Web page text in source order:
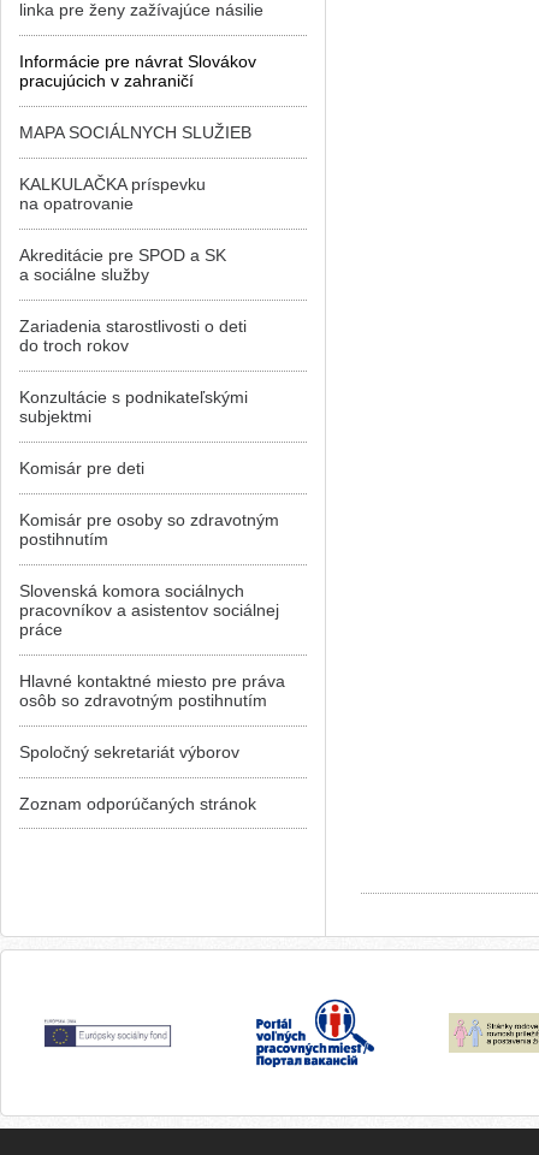
linka pre ženy zažívajúce násilie
Informácie pre návrat Slovákov
pracujúcich v zahraničí
MAPA SOCIÁLNYCH SLUŽIEB
KALKULAČKA príspevku
na opatrovanie
Akreditácie pre SPOD a SK
a sociálne služby
Zariadenia starostlivosti o deti
do troch rokov
Konzultácie s podnikateľskými
subjektmi
Komisár pre deti
Komisár pre osoby so zdravotným
postihnutím
Slovenská komora sociálnych
pracovníkov a asistentov sociálnej
práce
Hlavné kontaktné miesto pre práva
osôb so zdravotným postihnutím
Spoločný sekretariát výborov
Zoznam odporúčaných stránok